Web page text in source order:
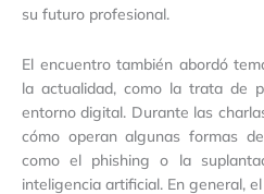
su futuro profesional.
El encuentro también abordó
la actualidad, como la trata de
entorno digital. Durante las
cómo operan algunas formas
como el phishing o la
inteligencia artificial. En general,